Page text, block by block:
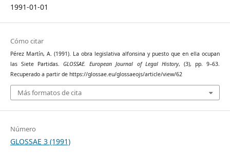
1991-01-01
Cómo citar
Pérez Martín, A. (1991). La obra legislativa alfonsina y puesto que en ella ocupan
las Siete Partidas.GLOSSAE. European Journal of Legal History, (3), pp. 9–63.
Recuperado a partir de https://glossae.eu/glossaeojs/article/view/62
Más formatos de cita
Número
GLOSSAE 3 (1991)